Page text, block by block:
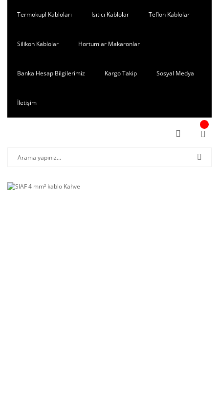
Termokupl Kabloları Isıtıcı Kablolar Teflon Kablolar
Silikon Kablolar Hortumlar Makaronlar
Banka Hesap Bilgilerimiz Kargo Takip Sosyal Medya
İletişim